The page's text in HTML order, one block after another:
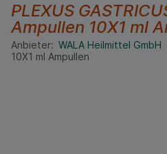
PLEXUS
Ampullen 10X1 ml
Anbieter: WALA Heilmittel GmbH
10X1 ml Ampullen